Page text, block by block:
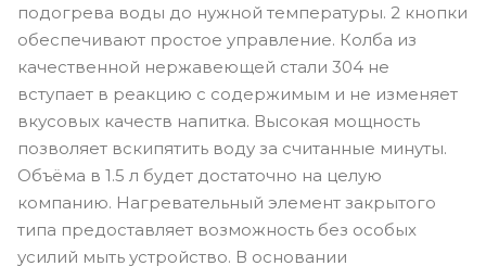
подогрева воды до нужной температуры. 2 кнопки
обеспечивают простое управление. Колба из
качественной нержавеющей стали 304 не
вступает в реакцию с содержимым и не изменяет
вкусовых качеств напитка. Высокая мощность
позволяет вскипятить воду за считанные минуты.
Объёма в 1.5 л будет достаточно на целую
компанию. Нагревательный элемент закрытого
типа предоставляет возможность без особых
усилий мыть устройство. В основании